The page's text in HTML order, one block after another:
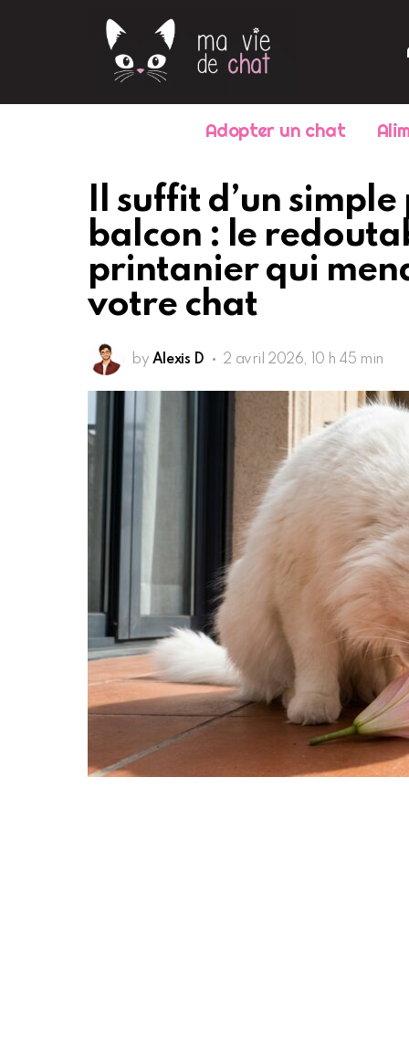
Adopter un chat
Il suffit d’un
balcon : le
printanier qui
votre chat
by Alexis D 2 avril 2026, 10 h 45 min